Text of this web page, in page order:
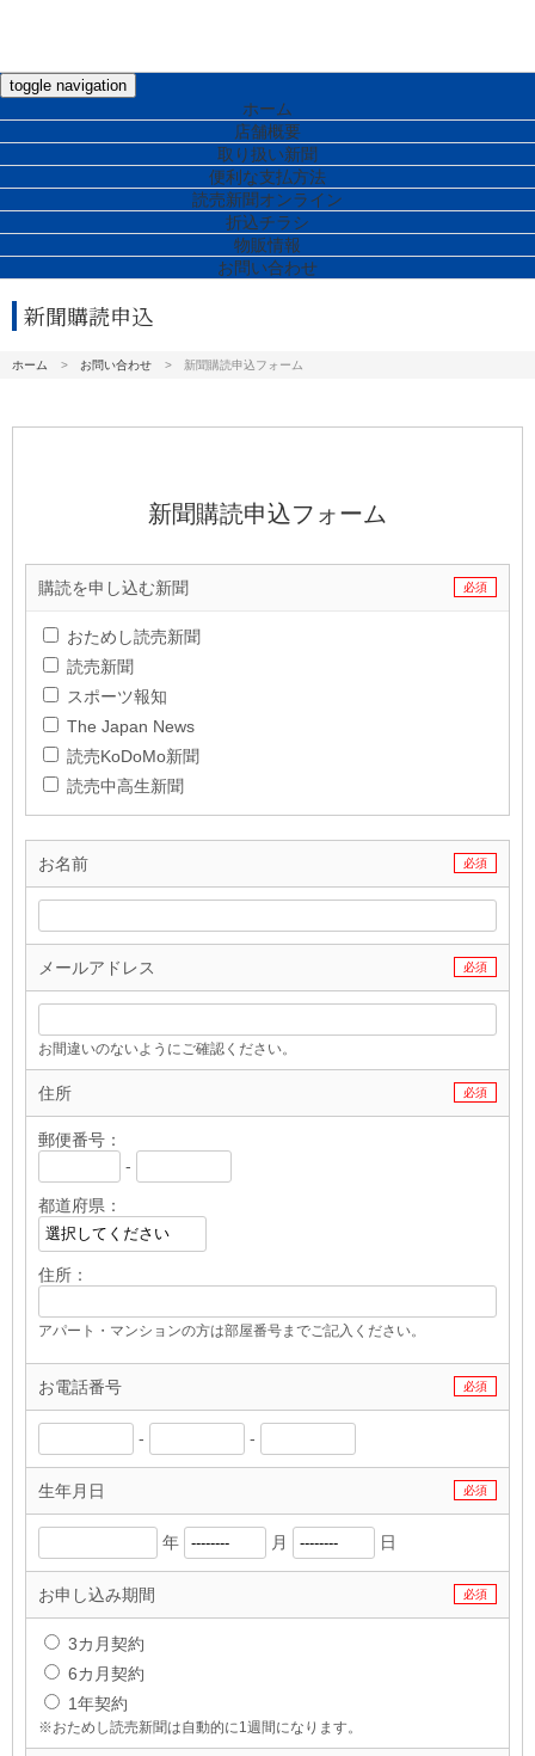
toggle navigation
ホーム
店舗概要
取り扱い新聞
便利な支払方法
読売新聞オンライン
折込チラシ
物販情報
お問い合わせ
新聞購読申込
ホーム お問い合わせ 新聞購読申込フォーム
新聞購読申込フォーム
購読を申し込む新聞 必須
おためし読売新聞
読売新聞
スポーツ報知
The Japan News
読売KoDoMo新聞
読売中高生新聞
お名前 必須
メールアドレス 必須
お間違いのないようにご確認ください。
住所 必須
郵便番号：
-
都道府県：
住所：
アパート・マンションの方は部屋番号までご記入ください。
お電話番号 必須
- -
生年月日 必須
年 月 日
お申し込み期間 必須
3カ月契約
6カ月契約
1年契約
※おためし読売新聞は自動的に1週間になります。